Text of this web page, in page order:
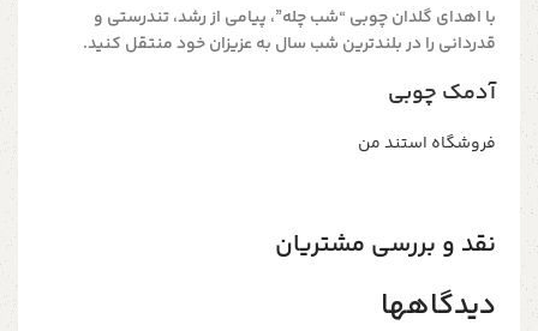
با اهدای گلدان چوبی “شب چله”، پیامی از رشد، تندرستی و
قدردانی را در بلندترین شب سال به عزیزان خود منتقل کنید.
آدمک چوبی
فروشگاه استند من
نقد و بررسی مشتریان
دیدگاهها